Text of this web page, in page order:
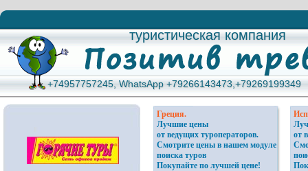
туристическая компания
туристическая компания
+74957757245, WhatsApp +79266143473,+79269199349
+74957757245, WhatsApp +79266143473,+79269199349
Греция.
Лучшие цены
от ведущих туроператоров.
Смотрите цены в нашем модуле
поиска туров
Покупайте по лучшей цене!
от